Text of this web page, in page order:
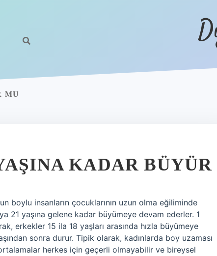
MU
KADAR BÜYÜR
boylu insanların çocuklarının uzun olma eğiliminde
21 yaşına gelene kadar büyümeye devam ederler. 1
erkekler 15 ila 18 yaşları arasında hızla büyümeye
sonra durur. Tipik olarak, kadınlarda boy uzaması
herkes için geçerli olmayabilir ve bireysel